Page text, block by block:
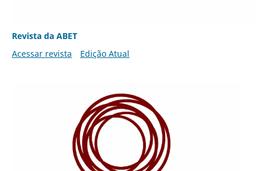
Revista da ABET
Acessar revista
Edição Atual